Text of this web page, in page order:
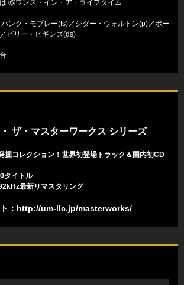
⑥ワンス・イン・ア・ライフタイム
ンク・モブレー(ts)／シダー・ウォルトン(p)／ポー
ビリー・ヒギンズ(ds)
ザ・マスターワークス シリーズ
掘コレクション！世界初登場トラック＆国内初CD
タイトル
最新リマスタリング
： http://um-llc.jp/masterworks/